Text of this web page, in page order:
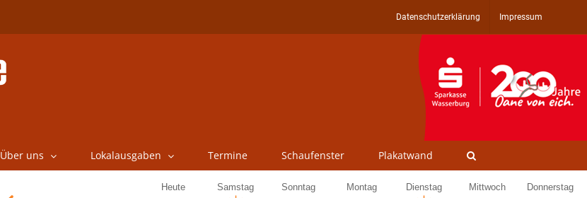
Datenschutzerklärung Impressum
Über uns Lokalausgaben Termine Schaufenster Plakatwand